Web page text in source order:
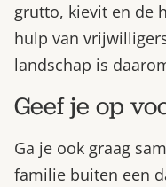
grutto, kievit en de
hulp van
landschap is
Geef je op
Ga je ook graag
familie buiten een